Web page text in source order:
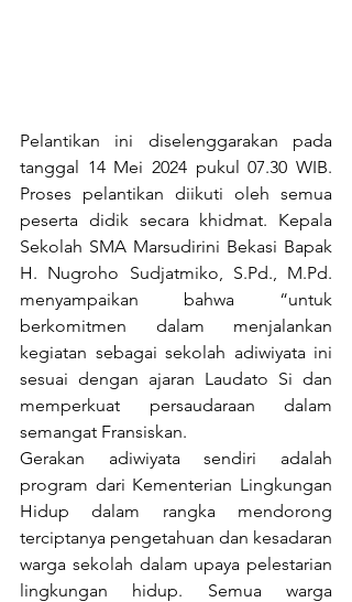
Pelantikan ini diselenggarakan pada
tanggal 14 Mei 2024 pukul 07.30 WIB.
Proses pelantikan diikuti oleh semua
peserta didik secara khidmat. Kepala
Sekolah SMA Marsudirini Bekasi Bapak
H. Nugroho Sudjatmiko, S.Pd., M.Pd.
menyampaikan bahwa “untuk
berkomitmen dalam menjalankan
kegiatan sebagai sekolah adiwiyata ini
sesuai dengan ajaran Laudato Si dan
memperkuat persaudaraan dalam
semangat Fransiskan.
Gerakan adiwiyata sendiri adalah
program dari Kementerian Lingkungan
Hidup dalam rangka mendorong
terciptanya pengetahuan dan kesadaran
warga sekolah dalam upaya pelestarian
lingkungan hidup. Semua warga